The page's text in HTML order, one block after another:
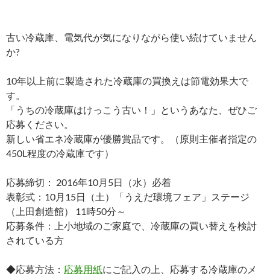
古い冷蔵庫、電気代が気になりながら使い続けていません
か?
10年以上前に製造された冷蔵庫の買換えは節電効果大で
す。
「うちの冷蔵庫はけっこう古い！」というあなた、ぜひご
応募ください。
新しい省エネ冷蔵庫が優勝賞品です。（原則主催者指定の
450L程度の冷蔵庫です）
応募締切： 2016年10月5日（水）必着
表彰式：10月15日（土）「うえだ環境フェア」ステージ
（上田創造館） 11時50分～
応募条件：上小地域のご家庭で、冷蔵庫の買い替えを検討
されている方
◆応募方法： 応募用紙にご記入の上、応募する冷蔵庫のメ